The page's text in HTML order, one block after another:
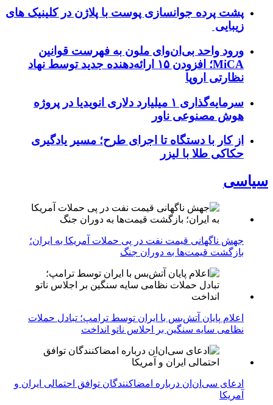
پشت پرده جوانسازی پوست با پلاژن در کلینیک های
زیبایی
ورود واحد بی‌ان‌وای ملون به فهرست قوانین
MiCA؛ افزودن ۱۵ ارائه‌دهنده جدید توسط نهاد
نظارتی اروپا
سرمایه‌گذاری ۱ میلیارد دلاری انویدیا در پروژه
هوش مصنوعی ناور
از کار با دستگاه تا اجرای طرح؛ مسیر یادگیری
حکاکی طلا با لیزر
سیاسی
جهش ناگهانی قیمت نفت در پی حملات آمریکا به ایران؛
بازگشت قیمت‌ها به دوران جنگ
اعلام پایان آتش‌بس با ایران توسط ترامپ؛ تبادل حملات
نظامی سایه سنگین بر اجلاس ناتو انداخت
ادعای سی‌ان‌ان درباره امضاکنندگان توافق احتمالی ایران و
آمریکا